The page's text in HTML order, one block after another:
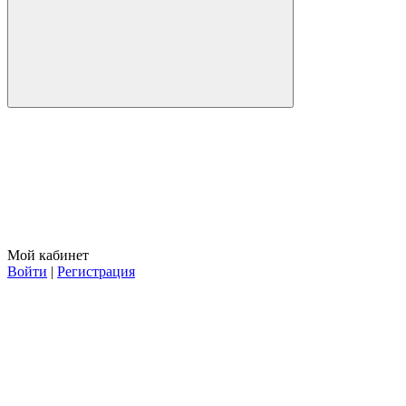
Мой кабинет
Войти | Регистрация